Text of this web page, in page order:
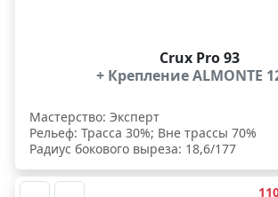
Crux Pro 93
+ Крепление ALMONTE
Мастерство: Эксперт
Рельеф: Трасса 30%; Вне трассы 70%
Радиус бокового выреза: 18,6/177